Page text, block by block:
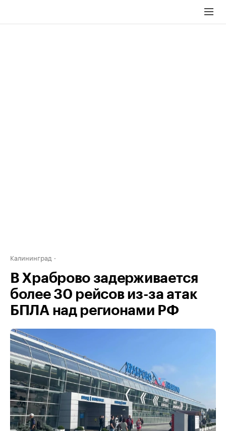
Калининград
В Храброво задерживается
более 30 рейсов из-за атак
БПЛА над регионами РФ